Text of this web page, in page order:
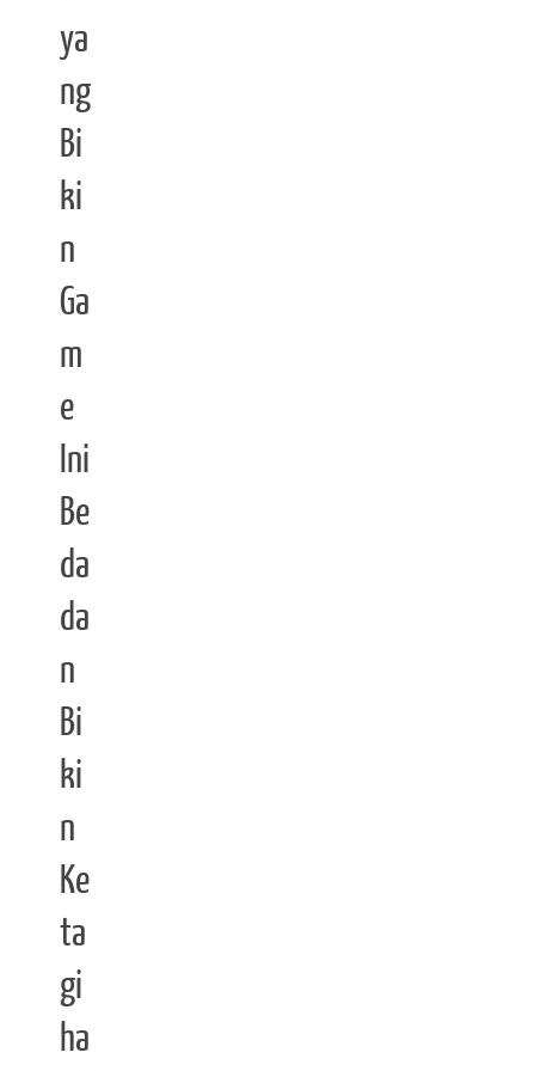
ya
ng
Bi
ki
n
Ga
m
e
Ini
Be
da
da
n
Bi
ki
n
Ke
ta
gi
ha